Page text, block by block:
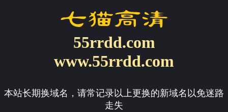
55rrdd.com
www.55rrdd.com
本站长期换域名，请常记录以上更换的新域名以免迷路
走失